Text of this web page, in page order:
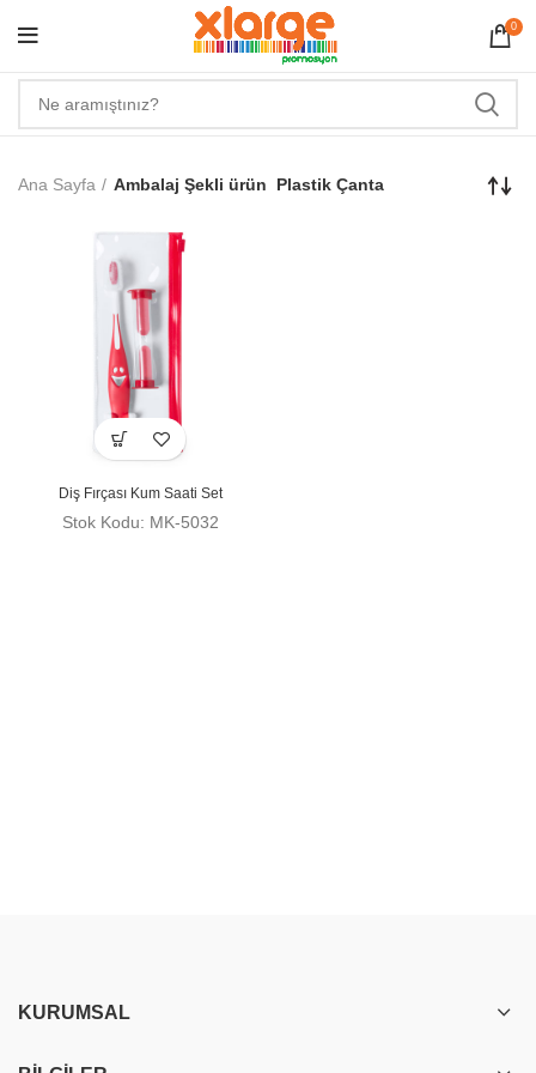
0
Ana Sayfa Ambalaj Şekli ürün Plastik Çanta
Diş Fırçası Kum Saati Set
Stok Kodu: MK-5032
KURUMSAL